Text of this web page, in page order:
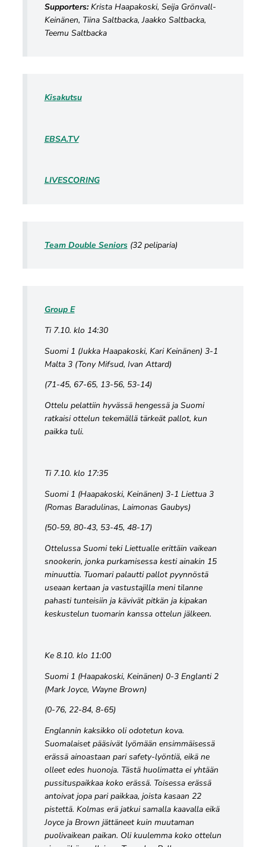
Supporters:Krista Haapakoski, Seija Grönvall-
Keinänen, Tiina Saltbacka, Jaakko Saltbacka,
Teemu Saltbacka
Kisakutsu
EBSA.TV
LIVESCORING
Team Double Seniors (32 peliparia)
Group E
Ti 7.10. klo 14:30
Suomi 1 (Jukka Haapakoski, Kari Keinänen) 3-1
Malta 3 (Tony Mifsud, Ivan Attard)
(71-45, 67-65, 13-56, 53-14)
Ottelu pelattiin hyvässä hengessä ja Suomi
ratkaisi ottelun tekemällä tärkeät pallot, kun
paikka tuli.
Ti 7.10. klo 17:35
Suomi 1 (Haapakoski, Keinänen) 3-1 Liettua 3
(Romas Baradulinas, Laimonas Gaubys)
(50-59, 80-43, 53-45, 48-17)
Ottelussa Suomi teki Liettualle erittäin vaikean
snookerin, jonka purkamisessa kesti ainakin 15
minuuttia. Tuomari palautti pallot pyynnöstä
useaan kertaan ja vastustajilla meni tilanne
pahasti tunteisiin ja kävivät pitkän ja kipakan
keskustelun tuomarin kanssa ottelun jälkeen.
Ke 8.10. klo 11:00
Suomi 1 (Haapakoski, Keinänen) 0-3 Englanti 2
(Mark Joyce, Wayne Brown)
(0-76, 22-84, 8-65)
Englannin kaksikko oli odotetun kova.
Suomalaiset pääsivät lyömään ensimmäisessä
erässä ainoastaan pari safety-lyöntiä, eikä ne
olleet edes huonoja. Tästä huolimatta ei yhtään
pussituspaikkaa koko erässä. Toisessa erässä
antoivat jopa pari paikkaa, joista kasaan 22
pistettä. Kolmas erä jatkui samalla kaavalla eikä
Joyce ja Brown jättäneet kuin muutaman
puolivaikean paikan. Oli kuulemma koko ottelun